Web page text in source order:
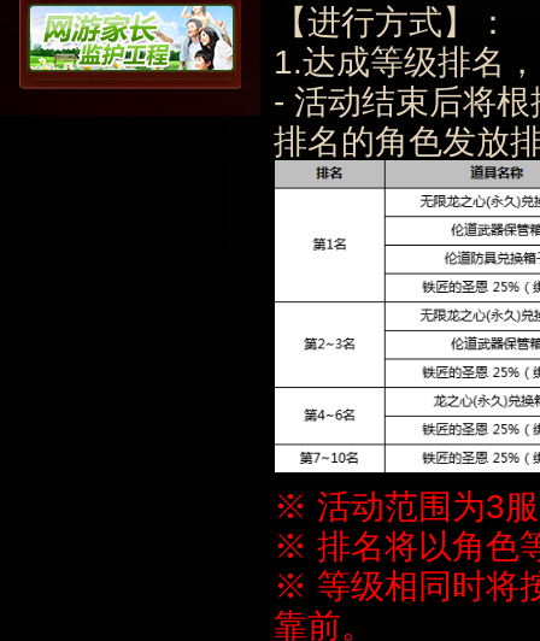
【进行方式】：
1.达成等级排名
- 活动结束后将
排名的角色发放
※ 活动范围为3
※ 排名将以角色
※ 等级相同时将
靠前。